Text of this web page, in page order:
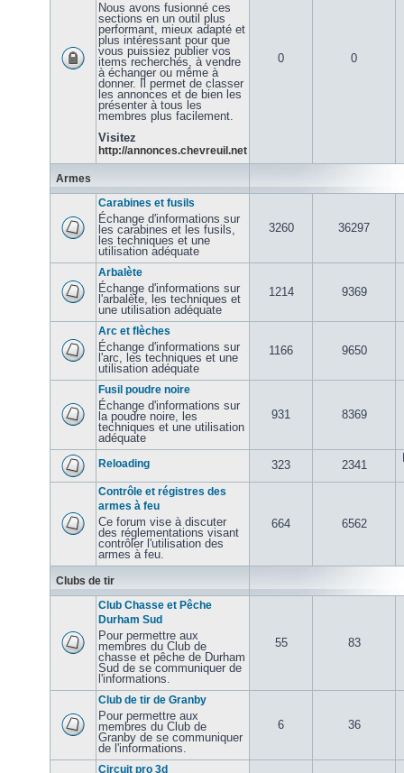
Nous avons fusionné ces
sections en un outil plus
performant, mieux adapté et
plus intéressant pour que
vous puissiez publier vos
items recherchés, à vendre
à échanger ou même à
donner. Il permet de classer
les annonces et de bien les
présenter à tous les
membres plus facilement.
Visitez
http://annonces.chevreuil.net
0 0
Armes
Carabines et fusils
Échange d'informations sur
les carabines et les fusils,
les techniques et une
utilisation adéquate
3260 36297
Arbalète
Échange d'informations sur
l'arbalète, les techniques et
une utilisation adéquate
1214 9369
Arc et flèches
Échange d'informations sur
l'arc, les techniques et une
utilisation adéquate
1166 9650
Fusil poudre noire
Échange d'informations sur
la poudre noire, les
techniques et une utilisation
adéquate
931 8369
Reloading 323 2341
Contrôle et régistres des
armes à feu
Ce forum vise à discuter
des réglementations visant
contrôler l'utilisation des
armes à feu.
664 6562
Clubs de tir
Club Chasse et Pêche
Durham Sud
Pour permettre aux
membres du Club de
chasse et pêche de Durham
Sud de se communiquer de
l'informations.
55 83
Club de tir de Granby
Pour permettre aux
membres du Club de
Granby de se communiquer
de l'informations.
6 36
Circuit pro 3d